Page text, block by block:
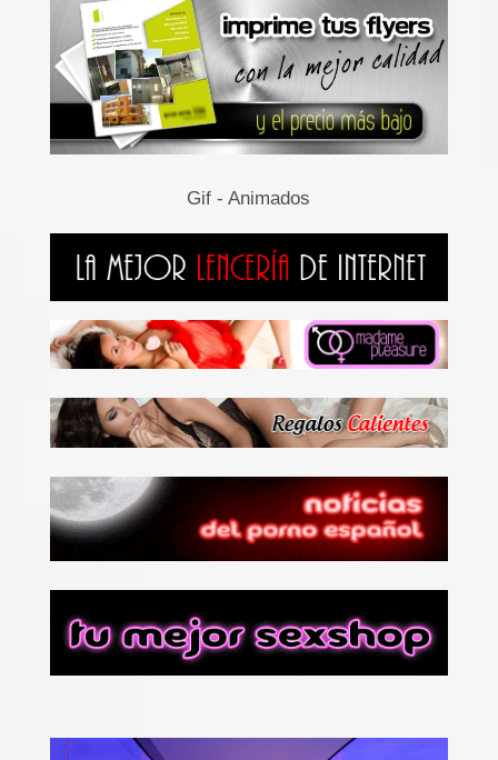
Gif - Animados